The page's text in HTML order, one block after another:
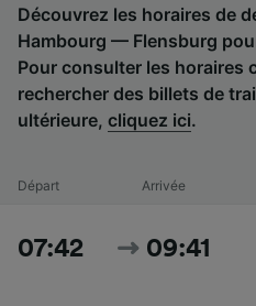
Découvrez les horaires de
Hambourg — Flensburg
Pour consulter les horaires
rechercher des billets de
ultérieure, cliquez ici.
Départ Arrivée
07:42 09:41